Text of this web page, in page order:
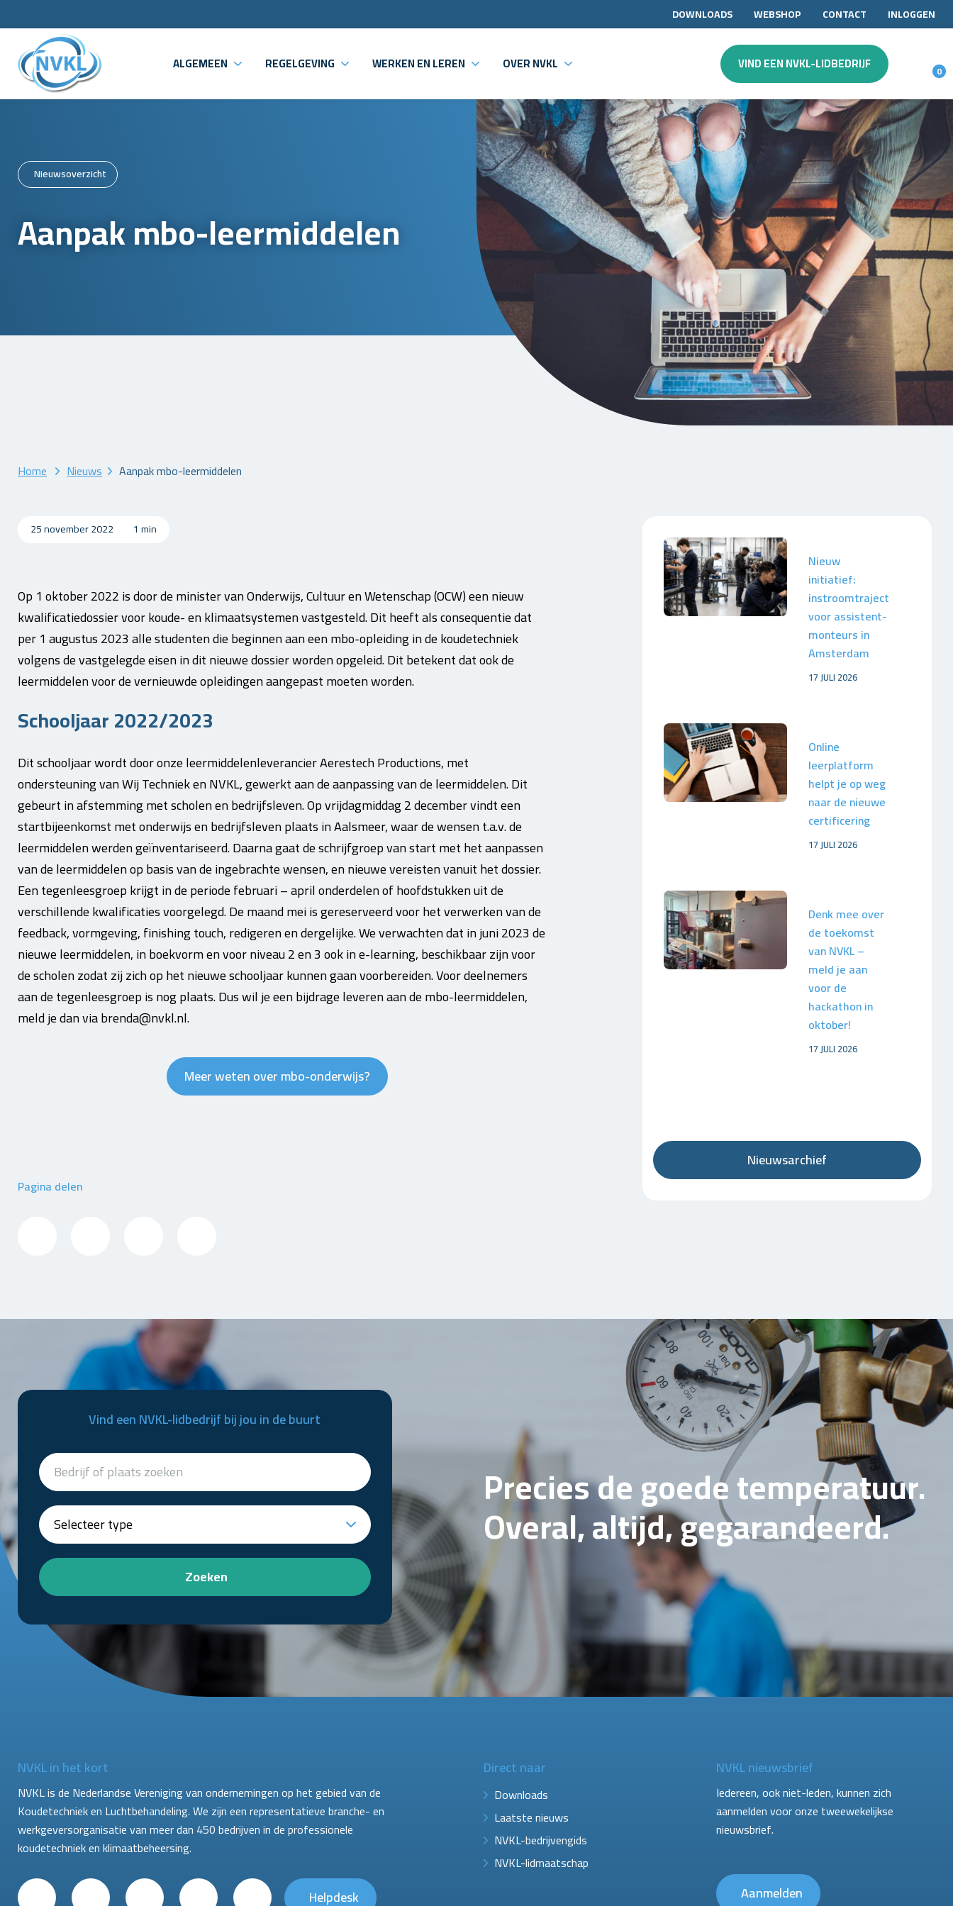
DOWNLOADS WEBSHOP CONTACT INLOGGEN
ALGEMEEN REGELGEVING WERKEN EN LEREN OVER NVKL VIND EEN NVKL-LIDBEDRIJF 0
Nieuwsoverzicht
Aanpak mbo-leermiddelen
Home Nieuws Aanpak mbo-leermiddelen
25 november 2022 1 min
Op 1 oktober 2022 is door de minister van Onderwijs, Cultuur en Wetenschap (OCW) een nieuw
kwalificatiedossier voor koude- en klimaatsystemen vastgesteld. Dit heeft als consequentie dat
per 1 augustus 2023 alle studenten die beginnen aan een mbo-opleiding in de koudetechniek
volgens de vastgelegde eisen in dit nieuwe dossier worden opgeleid. Dit betekent dat ook de
leermiddelen voor de vernieuwde opleidingen aangepast moeten worden.
Schooljaar 2022/2023
Dit schooljaar wordt door onze leermiddelenleverancier Aerestech Productions, met
ondersteuning van Wij Techniek en NVKL, gewerkt aan de aanpassing van de leermiddelen. Dit
gebeurt in afstemming met scholen en bedrijfsleven. Op vrijdagmiddag 2 december vindt een
startbijeenkomst met onderwijs en bedrijfsleven plaats in Aalsmeer, waar de wensen t.a.v. de
leermiddelen werden geïnventariseerd. Daarna gaat de schrijfgroep van start met het aanpassen
van de leermiddelen op basis van de ingebrachte wensen, en nieuwe vereisten vanuit het dossier.
Een tegenleesgroep krijgt in de periode februari – april onderdelen of hoofdstukken uit de
verschillende kwalificaties voorgelegd. De maand mei is gereserveerd voor het verwerken van de
feedback, vormgeving, finishing touch, redigeren en dergelijke. We verwachten dat in juni 2023 de
nieuwe leermiddelen, in boekvorm en voor niveau 2 en 3 ook in e-learning, beschikbaar zijn voor
de scholen zodat zij zich op het nieuwe schooljaar kunnen gaan voorbereiden. Voor deelnemers
aan de tegenleesgroep is nog plaats. Dus wil je een bijdrage leveren aan de mbo-leermiddelen,
meld je dan via brenda@nvkl.nl.
Meer weten over mbo-onderwijs?
Pagina delen
Nieuw
initiatief:
instroomtraject
voor assistent-
monteurs in
Amsterdam
17 JULI 2026
Online
leerplatform
helpt je op weg
naar de nieuwe
certificering
17 JULI 2026
Denk mee over
de toekomst
van NVKL –
meld je aan
voor de
hackathon in
oktober!
17 JULI 2026
Nieuwsarchief
Vind een NVKL-lidbedrijf bij jou in de buurt
Zoeken
Precies de goede temperatuur.
Overal, altijd, gegarandeerd.
NVKL in het kort
NVKL is de Nederlandse Vereniging van ondernemingen op het gebied van de
Koudetechniek en Luchtbehandeling. We zijn een representatieve branche- en
werkgeversorganisatie van meer dan 450 bedrijven in de professionele
koudetechniek en klimaatbeheersing.
Helpdesk
Direct naar
Downloads
Laatste nieuws
NVKL-bedrijvengids
NVKL-lidmaatschap
NVKL nieuwsbrief
Iedereen, ook niet-leden, kunnen zich
aanmelden voor onze tweewekelijkse
nieuwsbrief.
Aanmelden